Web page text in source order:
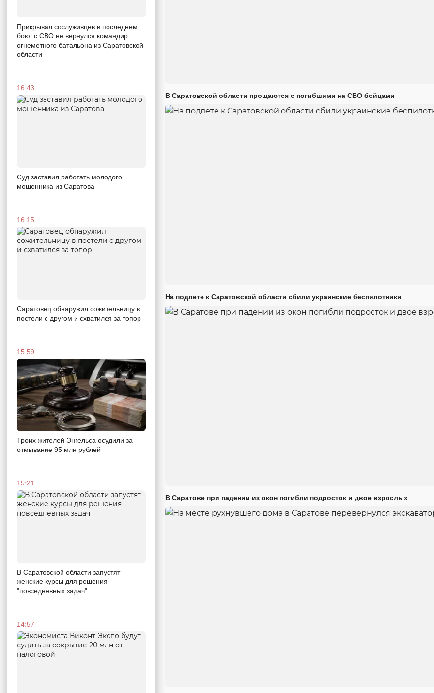
Прикрывал сослуживцев в последнем
бою: с СВО не вернулся командир
огнеметного батальона из Саратовской
области
16:43
Суд заставил работать молодого
мошенника из Саратова
16:15
Саратовец обнаружил сожительницу в
постели с другом и схватился за топор
15:59
Троих жителей Энгельса осудили за
отмывание 95 млн рублей
15:21
В Саратовской области запустят
женские курсы для решения
"повседневных задач"
14:57
В Саратовской области прощаются с погибшими на СВО бойцами
На подлете к Саратовской области сбили украинские беспилотники
В Саратове при падении из окон погибли подросток и двое взрослых